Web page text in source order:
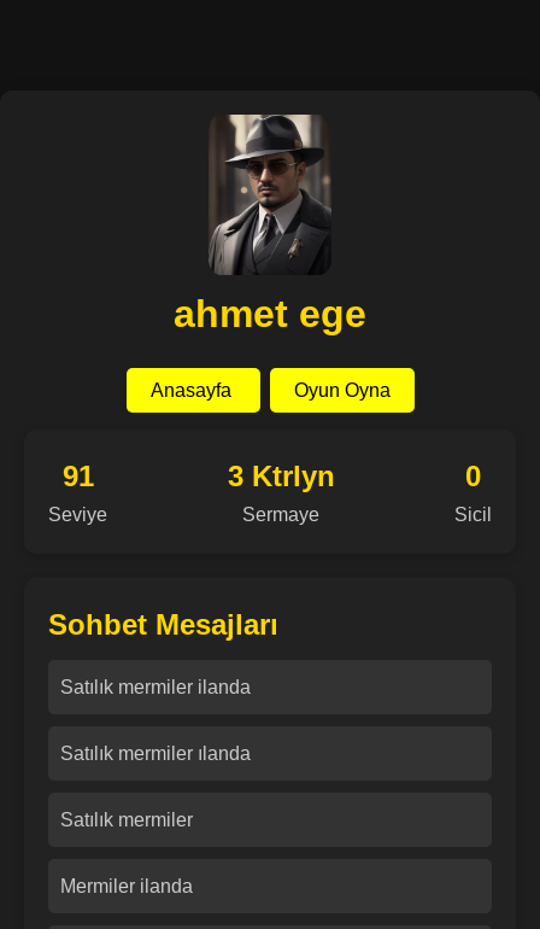
ahmet ege
Anasayfa Oyun Oyna
91
Seviye
3 Ktrlyn
Sermaye
0
Sicil
Sohbet Mesajları
Satılık mermiler ilanda
Satılık mermiler ılanda
Satılık mermiler
Mermiler ilanda